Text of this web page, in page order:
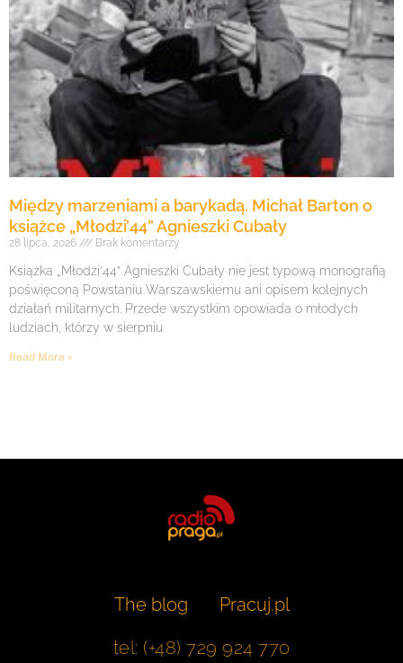
Między marzeniami a barykadą. Michał Barton o
książce „Młodzi’44” Agnieszki Cubały
28 lipca, 2026 Brak komentarzy
Książka „Młodzi’44” Agnieszki Cubały nie jest typową monografią
poświęconą Powstaniu Warszawskiemu ani opisem kolejnych
działań militarnych. Przede wszystkim opowiada o młodych
ludziach, którzy w sierpniu
Read More »
The blog
Pracuj.pl
tel: (+48) 729 924 770